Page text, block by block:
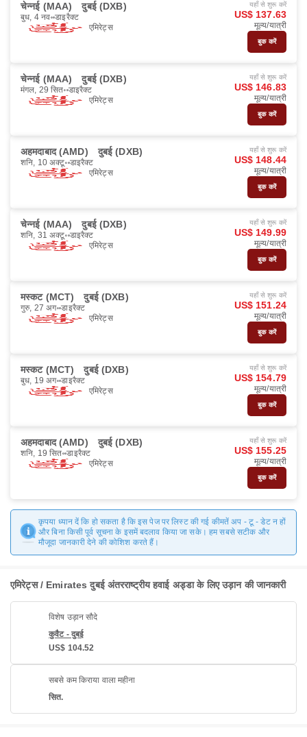
चेन्नई (MAA) दुबई (DXB)
बुध, 4 नव॰ डाइरैक्ट
एमिरेट्स
यहाँ से शुरू करें
US$ 137.63
मूल्य/यात्री
बुक करें
चेन्नई (MAA) दुबई (DXB)
मंगल, 29 सित॰ डाइरैक्ट
एमिरेट्स
यहाँ से शुरू करें
US$ 146.83
मूल्य/यात्री
बुक करें
अहमदाबाद (AMD) दुबई (DXB)
शनि, 10 अक्टू॰ डाइरैक्ट
एमिरेट्स
यहाँ से शुरू करें
US$ 148.44
मूल्य/यात्री
बुक करें
चेन्नई (MAA) दुबई (DXB)
शनि, 31 अक्टू॰ डाइरैक्ट
एमिरेट्स
यहाँ से शुरू करें
US$ 149.99
मूल्य/यात्री
बुक करें
मस्कट (MCT) दुबई (DXB)
गुरु, 27 अग॰ डाइरैक्ट
एमिरेट्स
यहाँ से शुरू करें
US$ 151.24
मूल्य/यात्री
बुक करें
मस्कट (MCT) दुबई (DXB)
बुध, 19 अग॰ डाइरैक्ट
एमिरेट्स
यहाँ से शुरू करें
US$ 154.79
मूल्य/यात्री
बुक करें
अहमदाबाद (AMD) दुबई (DXB)
शनि, 19 सित॰ डाइरैक्ट
एमिरेट्स
यहाँ से शुरू करें
US$ 155.25
मूल्य/यात्री
बुक करें
कृपया ध्यान दें कि हो सकता है कि इस पेज पर लिस्ट की गई कीमतें अप - टू - डेट न हों
और बिना किसी पूर्व सूचना के इसमें बदलाव किया जा सके। हम सबसे सटीक और
मौजूदा जानकारी देने की कोशिश करते हैं।
एमिरेट्स / Emirates दुबई अंतरराष्ट्रीय हवाई अड्डा के लिए उड़ान की जानकारी
विशेष उड़ान सौदे
कुवैट - दुबई
US$ 104.52
सबसे कम किराया वाला महीना
सित.